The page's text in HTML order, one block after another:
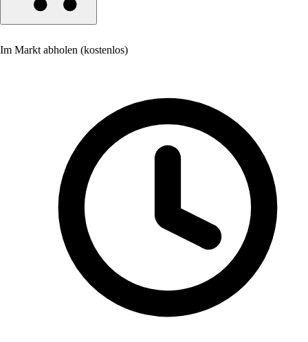
Im Markt abholen (kostenlos)